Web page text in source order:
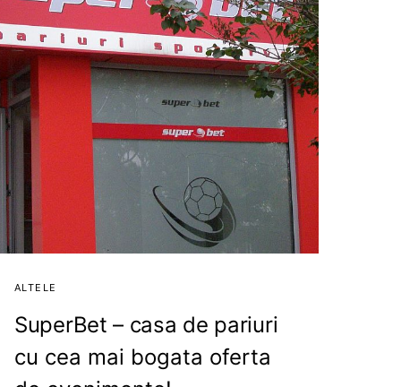
ALTELE
SuperBet – casa de pariuri
cu cea mai bogata oferta